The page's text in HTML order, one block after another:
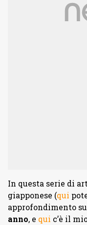
In questa serie di
giapponese (qui
approfondimento
anno, e qui c’è il